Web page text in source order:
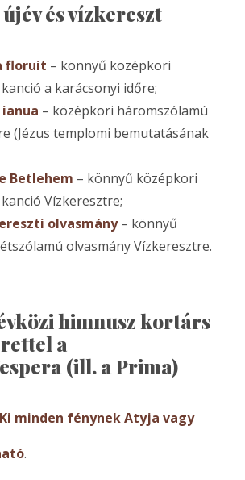
és vízkereszt
floruit – könnyű középkori
a karácsonyi időre;
– középkori háromszólamú
(Jézus templomi bemutatásának
Betlehem – könnyű középkori
Vízkeresztre;
olvasmány– könnyű
olvasmány Vízkeresztre.
himnusz kortárs
a
(ill. a Prima)
minden fénynek Atyja vagy
.